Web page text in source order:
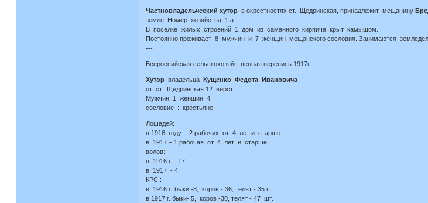
Частновладельческий хуторв окрестностях ст. Щедринская, принадлежит мещанину
земле. Номер хозяйства 1 а.
В поселке жилых строений 1, дом из саманного кирпича крыт камышом.
Постоянно проживает 8 мужчин и 7 женщин мещанского сословия. Занимаются
---
Всероссийская сельскохозяйственная перепись 1917г.
Хуторвладельца Кущенко Федота Ивановича
от ст. Щедринская 12 вёрст
Мужчин 1 женщин 4
сословие : крестьяне
Лошадей:
в 1916 году - 2 рабочих от 4 лет и старше
в 1917 – 1 рабочая от 4 лет и старше
волов:
в 1916 г. - 17
в 1917 - 4
КРС :
в 1916 г быки -8, коров - 36, телят - 35 шт,
в 1917 г. быки- 5, коров -30, телят - 47 шт.